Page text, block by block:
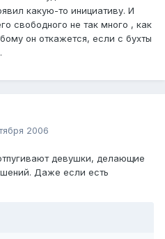
какую-то инициативу. И
свободного не так много , как
он откажется, если с бухты
2006
девушки, делающие
Даже если есть